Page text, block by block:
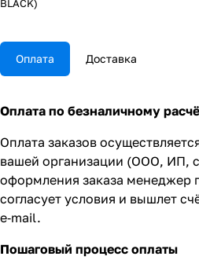
BLACK)
Оплата Доставка
Оплата по безналичному
Оплата заказов
вашей организации (ООО, ИП,
оформления заказа менеджер
согласует условия и вышлет
e‑mail.
Пошаговый процесс оплаты